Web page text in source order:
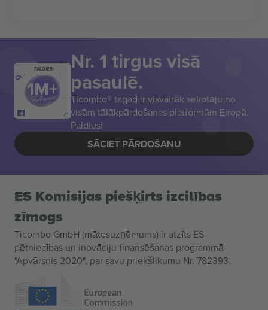
PALDIES! Nr. 1 tirgus visā
pasaulē.
Ticombo® tagad ir visvairāk sekotāju no
visām tālākpārdošanas platformām Eiropā.
Paldies!
SĀCIET PĀRDOŠANU
ES Komisijas piešķirts izcilības
zīmogs
Ticombo GmbH (mātesuzņēmums) ir atzīts ES
pētniecības un inovāciju finansēšanas programmā
"Apvārsnis 2020", par savu priekšlikumu Nr. 782393.